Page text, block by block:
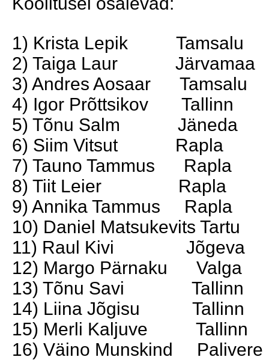
1) Krista Lepik Tamsalu
2) Taiga Laur Järvamaa
3) Andres Aosaar Tamsalu
4) Igor Prõttsikov Tallinn
5) Tõnu Salm Jäneda
6) Siim Vitsut Rapla
7) Tauno Tammus Rapla
8) Tiit Leier Rapla
9) Annika Tammus Rapla
10) Daniel Matsukevits Tartu
11) Raul Kivi Jõgeva
12) Margo Pärnaku Valga
13) Tõnu Savi Tallinn
14) Liina Jõgisu Tallinn
15) Merli Kaljuve Tallinn
16) Väino Munskind Palivere